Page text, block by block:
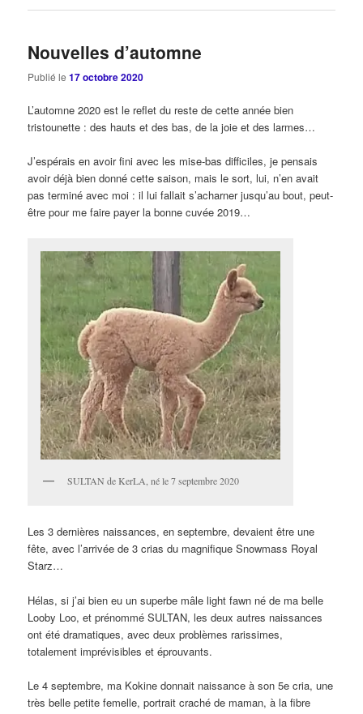
Nouvelles d’automne
Publié le17 octobre 2020
L’automne 2020 est le reflet du reste de cette année bien
tristounette : des hauts et des bas, de la joie et des larmes…
J’espérais en avoir fini avec les mise-bas difficiles, je pensais
avoir déjà bien donné cette saison, mais le sort, lui, n’en avait
pas terminé avec moi : il lui fallait s’acharner jusqu’au bout, peut-
être pour me faire payer la bonne cuvée 2019…
SULTAN de KerLA, né le 7 septembre 2020
Les 3 dernières naissances, en septembre, devaient être une
fête, avec l’arrivée de 3 crias du magnifique Snowmass Royal
Starz…
Hélas, si j’ai bien eu un superbe mâle light fawn né de ma belle
Looby Loo, et prénommé SULTAN, les deux autres naissances
ont été dramatiques, avec deux problèmes rarissimes,
totalement imprévisibles et éprouvants.
Le 4 septembre, ma Kokine donnait naissance à son 5e cria, une
très belle petite femelle, portrait craché de maman, à la fibre